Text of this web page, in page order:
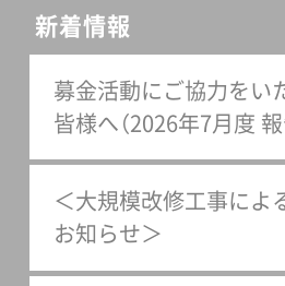
新着情報
募金活動にご協力をい
皆様へ（2026年7月度 報
＜大規模改修工事によ
お知らせ＞